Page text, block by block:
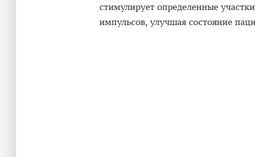
стимулирует определенные
импульсов, улучшая состояние